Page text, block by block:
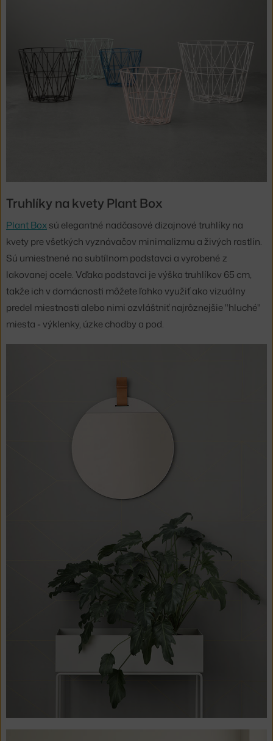
Truhlíky na kvety Plant Box
Plant Boxsú elegantné nadčasové dizajnové truhlíky na
kvety pre všetkých vyznávačov minimalizmu a živých rastlín.
Sú umiestnené na subtílnom podstavci a vyrobené z
lakovanej ocele. Vďaka podstavci je výška truhlíkov 65 cm,
takže ich v domácnosti môžete ľahko využiť ako vizuálny
predel miestnosti alebo nimi ozvláštniť najrôznejšie "hluché"
miesta - výklenky, úzke chodby a pod.